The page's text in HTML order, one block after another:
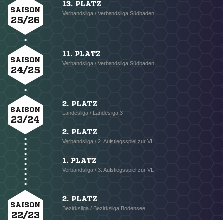
SAISON
25/26
13. PLATZ
Verbandsliga / Verbandsliga Südbaden
SAISON
24/25
11. PLATZ
Verbandsliga / Verbandsliga Südbaden
SAISON
23/24
2. PLATZ
Landesliga / Landesliga 3
2. PLATZ
Verbandsliga / 2. Aufstiegsspiel zur VL
1. PLATZ
Verbandsliga / 3. Aufstiegsspiel zur VL
SAISON
22/23
2. PLATZ
Bezirksliga / Bezirksliga Bodensee